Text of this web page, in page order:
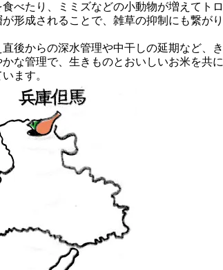
食べたり、ミミズなどの小動物が増えてトロ
が形成されることで、雑草の抑制にも繋がり
直後からの深水管理や中干しの延期など、き
かな管理で、生きものとおいしいお米を共に
ます。